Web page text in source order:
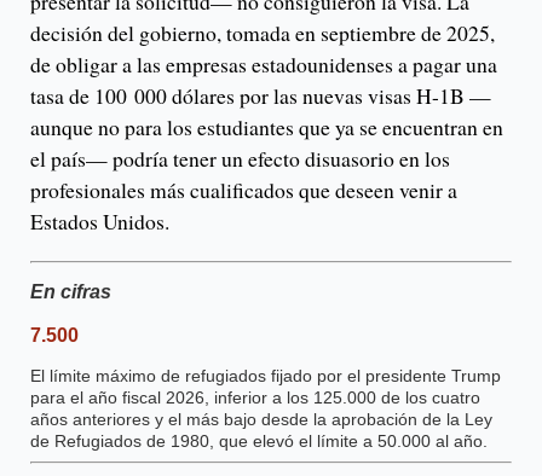
decisión del gobierno, tomada en septiembre de 2025,
de obligar a las empresas estadounidenses a pagar una
tasa de 100 000 dólares por las nuevas visas H-1B —
aunque no para los estudiantes que ya se encuentran en
el país— podría tener un efecto disuasorio en los
profesionales más cualificados que deseen venir a
Estados Unidos.
En cifras
7.500
El límite máximo de refugiados fijado por el presidente Trump
para el año fiscal 2026, inferior a los 125.000 de los cuatro
años anteriores y el más bajo desde la aprobación de la Ley
de Refugiados de 1980, que elevó el límite a 50.000 al año.